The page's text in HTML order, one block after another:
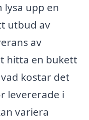
lysa upp en
utbud av
av
hitta en bukett
kostar det
levererade i
variera